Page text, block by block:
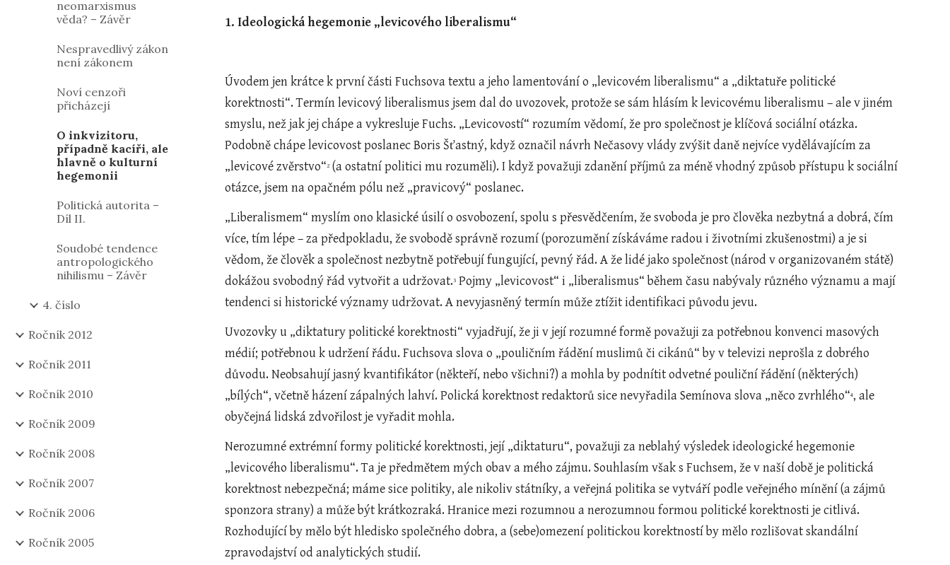
neomarxismus
věda? – Závěr
Nespravedlivý zákon
není zákonem
Noví cenzoři
přicházejí
O inkvizitoru,
případně kacíři, ale
hlavně o kulturní
hegemonii
Politická autorita –
Díl II.
Soudobé tendence
antropologického
nihilismu – Závěr
4. číslo
Ročník 2012
Ročník 2011
Ročník 2010
Ročník 2009
Ročník 2008
Ročník 2007
Ročník 2006
Ročník 2005
1. Ideologická hegemonie „levicového liberalismu“
Úvodem jen krátce k první části Fuchsova textu a jeho lamentování o „levicovém liberalismu“ a „diktatuře politické
korektnosti“. Termín levicový liberalismus jsem dal do uvozovek, protože se sám hlásím k levicovému liberalismu – ale v jiném
smyslu, než jak jej chápe a vykresluje Fuchs. „Levicovostí“ rozumím vědomí, že pro společnost je klíčová sociální otázka.
Podobně chápe levicovost poslanec Boris Šťastný, když označil návrh Nečasovy vlády zvýšit daně nejvíce vydělávajícím za
„levicové zvěrstvo“2 (a ostatní politici mu rozuměli). I když považuji zdanění příjmů za méně vhodný způsob přístupu k sociální
otázce, jsem na opačném pólu než „pravicový“ poslanec.
„Liberalismem“ myslím ono klasické úsilí o osvobození, spolu s přesvědčením, že svoboda je pro člověka nezbytná a dobrá, čím
více, tím lépe – za předpokladu, že svobodě správně rozumí (porozumění získáváme radou i životními zkušenostmi) a je si
vědom, že člověk a společnost nezbytně potřebují fungující, pevný řád. A že lidé jako společnost (národ v organizovaném státě)
dokážou svobodný řád vytvořit a udržovat.3 Pojmy „levicovost“ i „liberalismus“ během času nabývaly různého významu a mají
tendenci si historické významy udržovat. A nevyjasněný termín může ztížit identifikaci původu jevu.
Uvozovky u „diktatury politické korektnosti“ vyjadřují, že ji v její rozumné formě považuji za potřebnou konvenci masových
médií; potřebnou k udržení řádu. Fuchsova slova o „pouličním řádění muslimů či cikánů“ by v televizi neprošla z dobrého
důvodu. Neobsahují jasný kvantifikátor (někteří, nebo všichni?) a mohla by podnítit odvetné pouliční řádění (některých)
„bílých“, včetně házení zápalných lahví. Polická korektnost redaktorů sice nevyřadila Semínova slova „něco zvrhlého“4, ale
obyčejná lidská zdvořilost je vyřadit mohla.
Nerozumné extrémní formy politické korektnosti, její „diktaturu“, považuji za neblahý výsledek ideologické hegemonie
„levicového liberalismu“. Ta je předmětem mých obav a mého zájmu. Souhlasím však s Fuchsem, že v naší době je politická
korektnost nebezpečná; máme sice politiky, ale nikoliv státníky, a veřejná politika se vytváří podle veřejného mínění (a zájmů
sponzora strany) a může být krátkozraká. Hranice mezi rozumnou a nerozumnou formou politické korektnosti je citlivá.
Rozhodující by mělo být hledisko společného dobra, a (sebe)omezení politickou korektností by mělo rozlišovat skandální
zpravodajství od analytických studií.